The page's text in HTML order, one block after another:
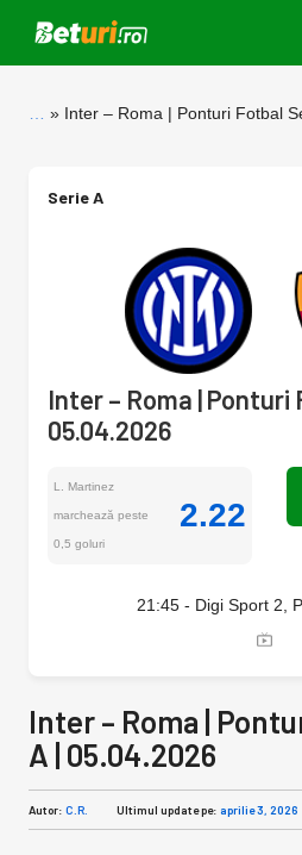
Inter – Roma | Ponturi Fotbal
Serie A
Inter – Roma | Ponturi
05.04.2026
L. Martinez
marchează peste
0,5 goluri
2.22
21:45 - Digi Sport 2,
Inter – Roma |
A | 05.04.2026
Autor: C.R. Ultimul update pe: aprilie 3, 2026